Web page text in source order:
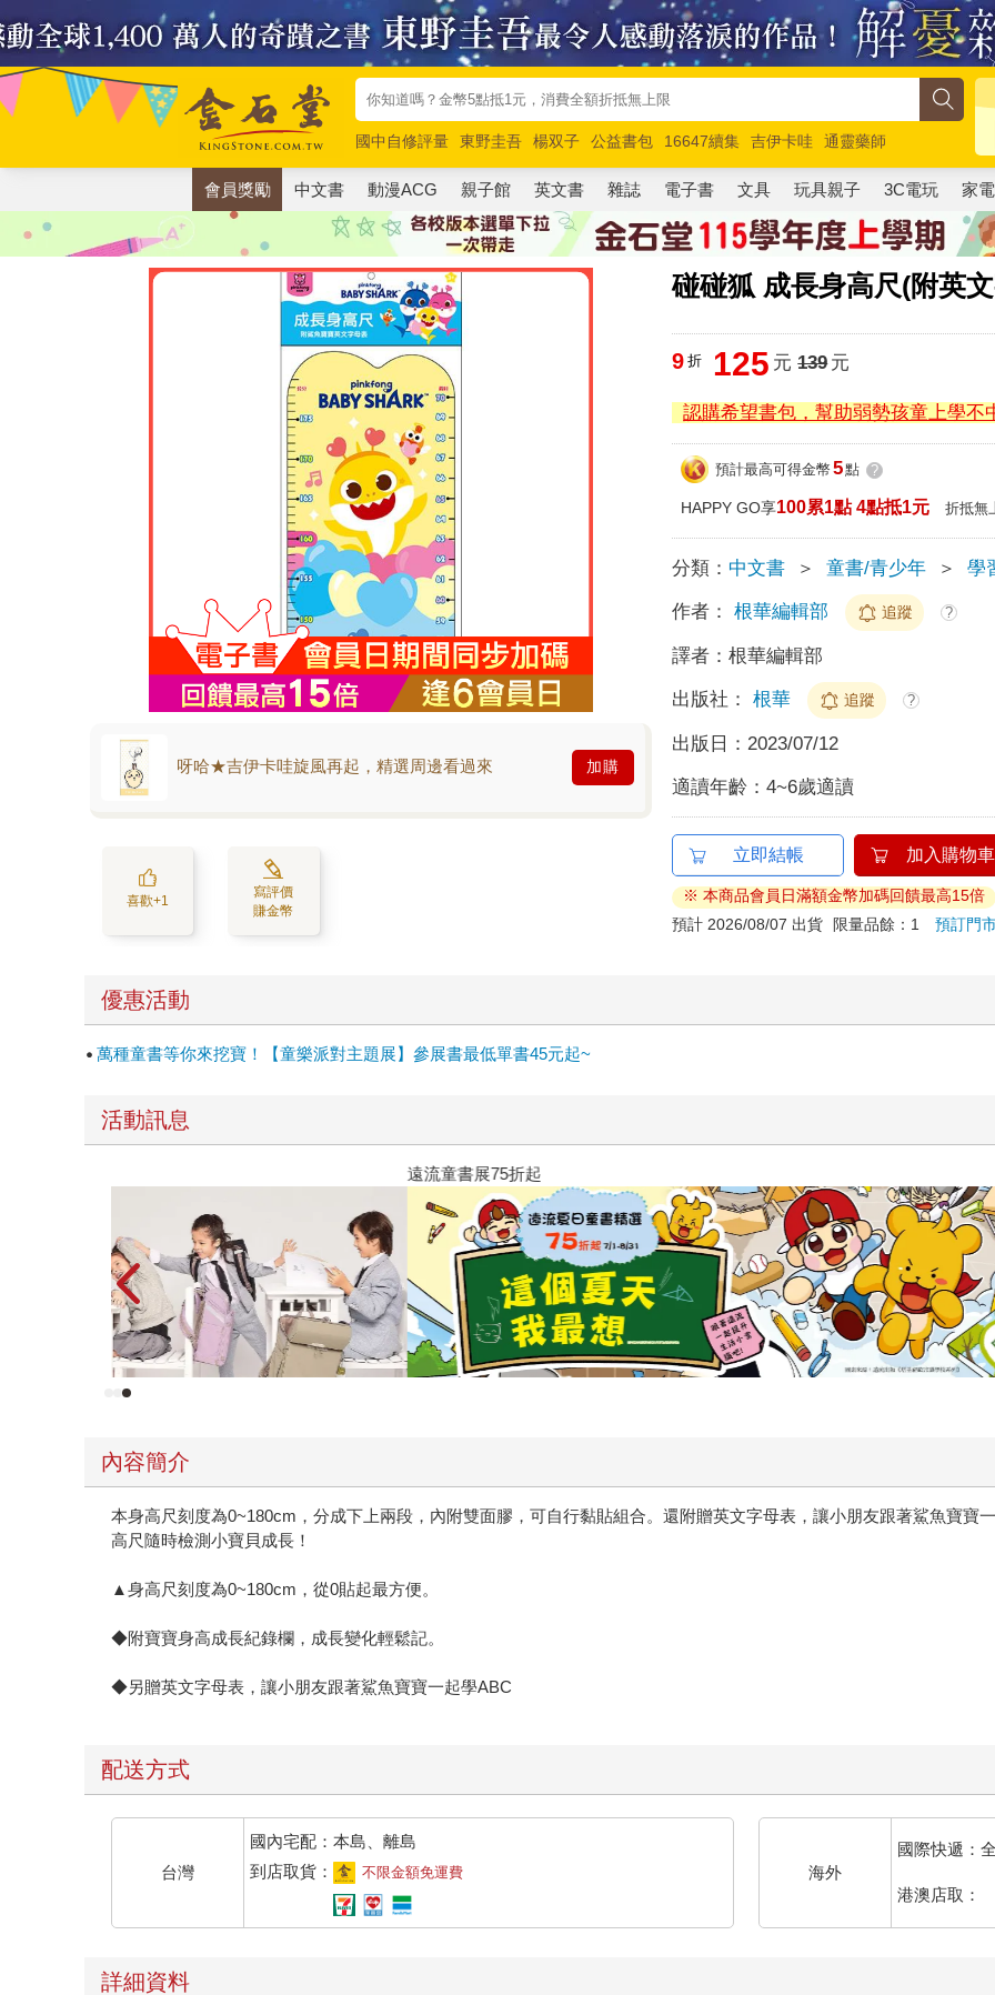
國中自修評量 東野圭吾 楊双子 公益書包 16647續集 吉伊卡哇
通靈藥師
唯紅花綻放
奧德賽 路邊攤新作 馬斯克 玩具總動員5 超慢跑
會員獎勵 中文書 動漫ACG 親子館 英文書 雜誌 電子書 文具 玩具親子 3C電玩 家電
碰碰狐 成長身高尺(附英
呀哈★吉伊卡哇旋風再起，精選周邊看過來 加購
喜歡+1
寫評價
賺金幣
9 折 125 元 139元
認購希望書包，幫助弱勢孩童上學不
預計最高可得金幣 5點 ?
HAPPY GO享100累1點 4點抵1元 折抵無
分類： 中文書 ＞ 童書/青少年 ＞ 學
作者： 根華編輯部 追蹤 ?
譯者：根華編輯部
出版社： 根華 追蹤 ?
出版日： 2023/07/12
適讀年齡：4~6歲適讀
立即結帳 加入購物車
※ 本商品會員日滿額金幣加碼回饋最高15倍
預計 2026/08/07 出貨
限量品餘：1預訂門
優惠活動
萬種童書等你來挖寶！【童樂派對主題展】參展書最低單書45元起~
活動訊息
內容簡介
本身高尺刻度為0~180cm，分成下上兩段，內附雙面膠，可自行黏貼組合。還附贈英文字母表，讓小朋友跟著鯊魚寶寶
高尺隨時檢測小寶貝成長！
▲身高尺刻度為0~180cm，從0貼起最方便。
◆附寶寶身高成長紀錄欄，成長變化輕鬆記。
◆另贈英文字母表，讓小朋友跟著鯊魚寶寶一起學ABC
配送方式
台灣
國內宅配：本島、離島
到店取貨：
不限金額免運費 海外
國際快遞：
港澳店取：
詳細資料